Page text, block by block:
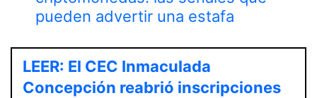
pueden advertir una estafa
LEER: El CEC Inmaculada
Concepción reabrió inscripciones